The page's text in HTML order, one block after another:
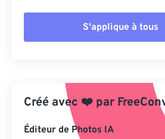
S'applique à tous
Appliquer à partir du
Enregistrer comme
Créé avec ❤️ par
Éditeur de Photos IA